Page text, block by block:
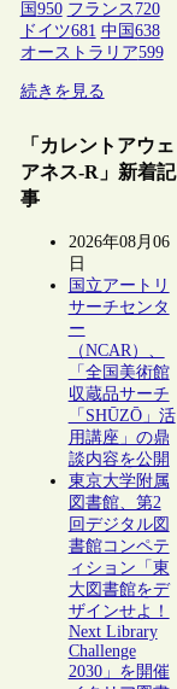
国 950 フランス 720
ドイツ681 中国 638
オーストラリア599
続きを見る
「カレントアウェ
アネス-R」新着記
事
2026年08月06
日
国立アートリ
サーチセンタ
ー
（NCAR）、
「全国美術館
収蔵品サーチ
「SHŪZŌ」活
用講座」の鼎
談内容を公開
東京大学附属
図書館、第2
回デジタル図
書館コンペテ
ィション「東
大図書館をデ
ザインせよ！
Next Library
Challenge
2030」を開催